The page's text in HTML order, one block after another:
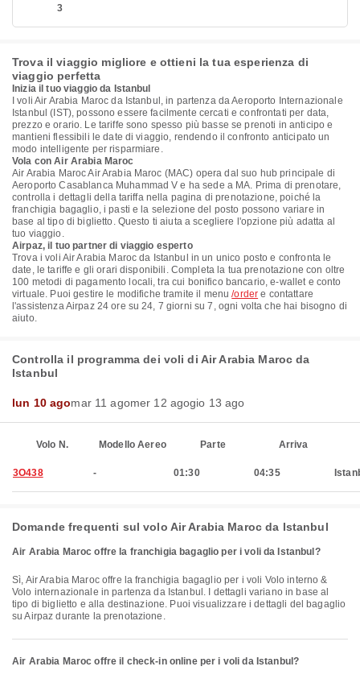
3
Trova il viaggio migliore e ottieni la tua esperienza di
viaggio perfetta
Inizia il tuo viaggio da Istanbul
I voli Air Arabia Maroc da Istanbul, in partenza da Aeroporto Internazionale
Istanbul (IST), possono essere facilmente cercati e confrontati per data,
prezzo e orario. Le tariffe sono spesso più basse se prenoti in anticipo e
mantieni flessibili le date di viaggio, rendendo il confronto anticipato un
modo intelligente per risparmiare.
Vola con Air Arabia Maroc
Air Arabia Maroc Air Arabia Maroc (MAC) opera dal suo hub principale di
Aeroporto Casablanca Muhammad V e ha sede a MA. Prima di prenotare,
controlla i dettagli della tariffa nella pagina di prenotazione, poiché la
franchigia bagaglio, i pasti e la selezione del posto possono variare in
base al tipo di biglietto. Questo ti aiuta a scegliere l'opzione più adatta al
tuo viaggio.
Airpaz, il tuo partner di viaggio esperto
Trova i voli Air Arabia Maroc da Istanbul in un unico posto e confronta le
date, le tariffe e gli orari disponibili. Completa la tua prenotazione con oltre
100 metodi di pagamento locali, tra cui bonifico bancario, e-wallet e conto
virtuale. Puoi gestire le modifiche tramite il menu/order e contattare
l'assistenza Airpaz 24 ore su 24, 7 giorni su 7, ogni volta che hai bisogno di
aiuto.
Controlla il programma dei voli di Air Arabia Maroc da
Istanbul
lun 10 agomar 11 agomer 12 agogio 13 ago
Volo N. Modello Aereo Parte Arriva
3O438 - 01:30 04:35
Domande frequenti sul volo Air Arabia Maroc da Istanbul
Air Arabia Maroc offre la franchigia bagaglio per i voli da Istanbul?
Sì, Air Arabia Maroc offre la franchigia bagaglio per i voli Volo interno &
Volo internazionale in partenza da Istanbul. I dettagli variano in base al
tipo di biglietto e alla destinazione. Puoi visualizzare i dettagli del bagaglio
su Airpaz durante la prenotazione.
Air Arabia Maroc offre il check-in online per i voli da Istanbul?